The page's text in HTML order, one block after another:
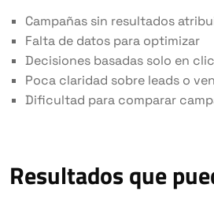
Campañas sin resultados
Falta de datos para optimizar
Decisiones basadas solo en
Poca claridad sobre leads o
Dificultad para comparar
Resultados que